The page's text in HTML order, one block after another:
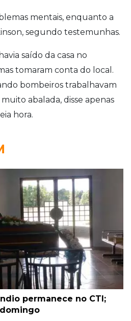
mentais, enquanto a
segundo testemunhas.
saído da casa no
tomaram conta do local.
bombeiros trabalhavam
abalada, disse apenas
hora.
permanece no CTI;